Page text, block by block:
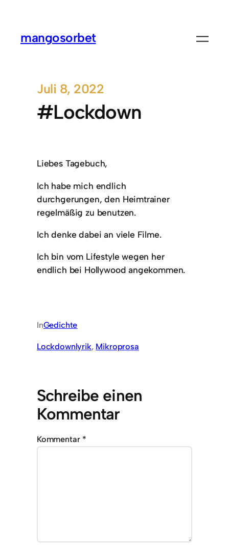
mangosorbet
Juli 8, 2022
#Lockdown
Liebes Tagebuch,
Ich habe mich endlich
durchgerungen, den Heimtrainer
regelmäßig zu benutzen.
Ich denke dabei an viele Filme.
Ich bin vom Lifestyle wegen her
endlich bei Hollywood angekommen.
InGedichte
Lockdownlyrik, Mikroprosa
Schreibe einen
Kommentar
Kommentar *